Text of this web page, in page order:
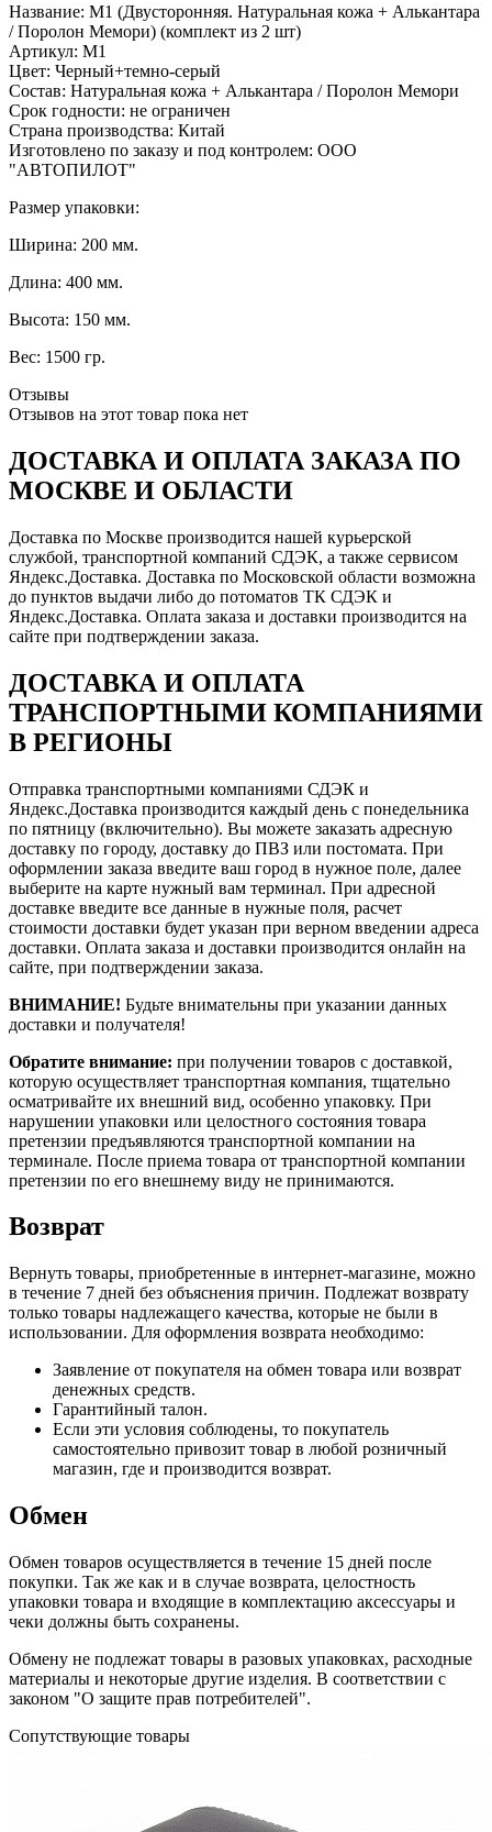
Название: M1 (Двусторонняя. Натуральная кожа + Алькантара
/ Поролон Мемори) (комплект из 2 шт)
Артикул: M1
Цвет: Черный+темно-серый
Состав: Натуральная кожа + Алькантара / Поролон Мемори
Срок годности: не ограничен
Страна производства: Китай
Изготовлено по заказу и под контролем: ООО
"АВТОПИЛОТ"
Размер упаковки:
Ширина: 200 мм.
Длина: 400 мм.
Высота: 150 мм.
Вес: 1500 гр.
Отзывы
Отзывов на этот товар пока нет
ДОСТАВКА И ОПЛАТА ЗАКАЗА ПО
МОСКВЕ И ОБЛАСТИ
Доставка по Москве производится нашей курьерской
службой, транспортной компаний СДЭК, а также сервисом
Яндекс.Доставка. Доставка по Московской области возможна
до пунктов выдачи либо до потоматов ТК СДЭК и
Яндекс.Доставка. Оплата заказа и доставки производится на
сайте при подтверждении заказа.
ДОСТАВКА И ОПЛАТА
ТРАНСПОРТНЫМИ КОМПАНИЯМИ
В РЕГИОНЫ
Отправка транспортными компаниями СДЭК и
Яндекс.Доставка производится каждый день с понедельника
по пятницу (включительно). Вы можете заказать адресную
доставку по городу, доставку до ПВЗ или постомата. При
оформлении заказа введите ваш город в нужное поле, далее
выберите на карте нужный вам терминал. При адресной
доставке введите все данные в нужные поля, расчет
стоимости доставки будет указан при верном введении адреса
доставки. Оплата заказа и доставки производится онлайн на
сайте, при подтверждении заказа.
ВНИМАНИЕ! Будьте внимательны при указании данных
доставки и получателя!
Обратите внимание: при получении товаров с доставкой,
которую осуществляет транспортная компания, тщательно
осматривайте их внешний вид, особенно упаковку. При
нарушении упаковки или целостного состояния товара
претензии предъявляются транспортной компании на
терминале. После приема товара от транспортной компании
претензии по его внешнему виду не принимаются.
Возврат
Вернуть товары, приобретенные в интернет-магазине, можно
в течение 7 дней без объяснения причин. Подлежат возврату
только товары надлежащего качества, которые не были в
использовании. Для оформления возврата необходимо:
Заявление от покупателя на обмен товара или возврат
денежных средств.
Гарантийный талон.
Если эти условия соблюдены, то покупатель
самостоятельно привозит товар в любой розничный
магазин, где и производится возврат.
Обмен
Обмен товаров осуществляется в течение 15 дней после
покупки. Так же как и в случае возврата, целостность
упаковки товара и входящие в комплектацию аксессуары и
чеки должны быть сохранены.
Обмену не подлежат товары в разовых упаковках, расходные
материалы и некоторые другие изделия. В соответствии с
законом "О защите прав потребителей".
Сопутствующие товары